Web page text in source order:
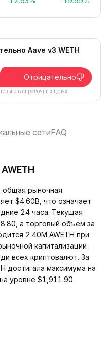
Aave v3 WETH
Отрицательно
в справочных целях.
сетиFAQ
общая рыночная
$4.60B, что означает
24 часа. Текущая
а торговый объем за
2.40M AWETH при
капитализации
всех криптовалют. За
достигала максимума на
уровне $1,911.90.